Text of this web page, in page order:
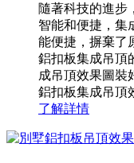
隨著科技的進步
智能和便捷，集
能便捷，摒棄了
鋁扣板集成吊頂
成吊頂效果圖裝
鋁扣板集成吊頂
了解詳情